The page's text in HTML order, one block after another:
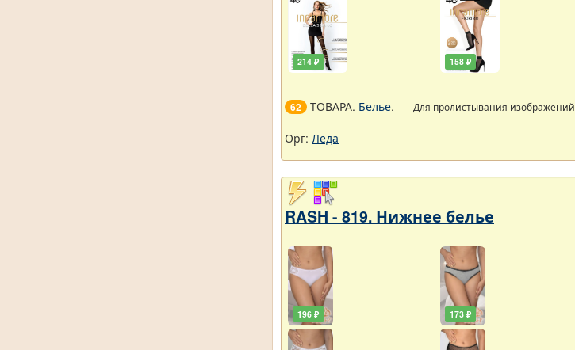
214 ₽ 158 ₽
62 ТОВАРА. Белье. Для пролистывания
Орг: Леда
RASH - 819. Нижнее белье
196 ₽ 173 ₽